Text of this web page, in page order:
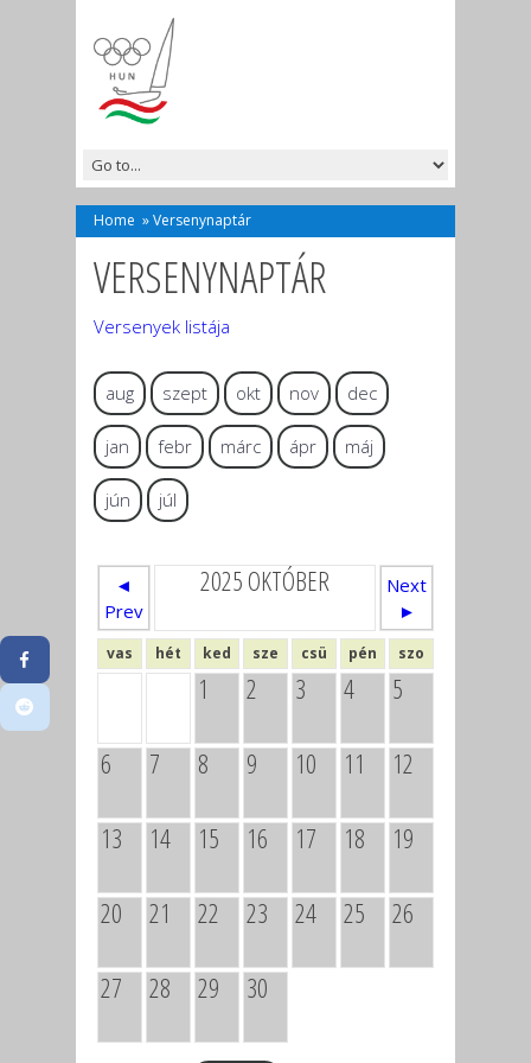
Home »Versenynaptár
VERSENYNAPTÁR
Versenyek listája
aug szept okt nov dec
jan febr márc ápr máj
jún júl
◄
Prev
2025 OKTÓBER
Next
►
vas hét ked sze csü pén szo
1 2 3 4 5
6 7 8 9 10 11 12
13 14 15 16 17 18 19
20 21 22 23 24 25 26
27 28 29 30